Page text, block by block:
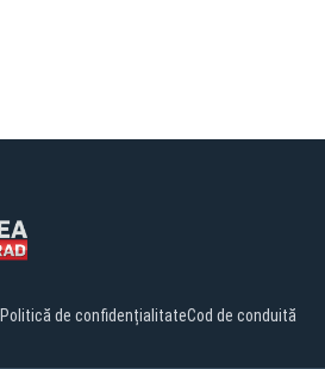
Politică de confidențialitateCod de conduită